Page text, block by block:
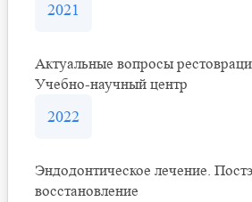
2021
Актуальные вопросы
Учебно-научный центр
2022
Эндодонтическое лечение.
восстановление